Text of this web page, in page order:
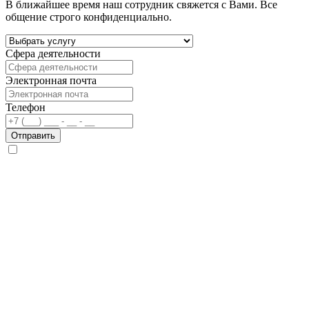
В ближайшее время наш сотрудник свяжется с Вами. Все
общение строго конфиденциально.
Сфера деятельности
Электронная почта
Телефон
Отправить